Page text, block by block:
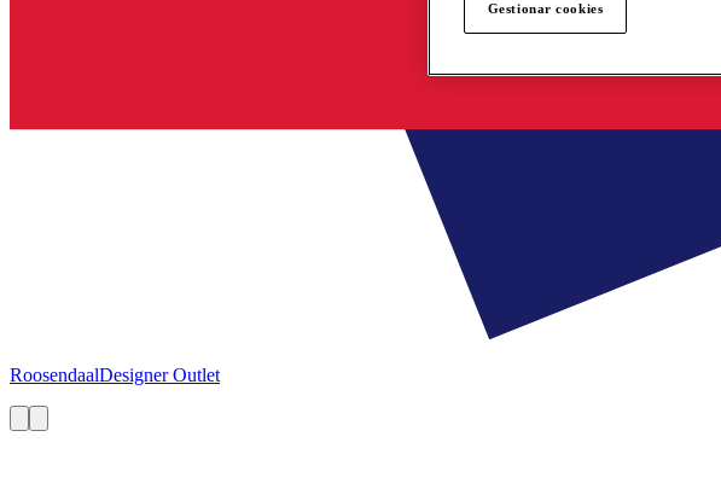
RoosendaalDesigner Outlet
Gestionar cookies